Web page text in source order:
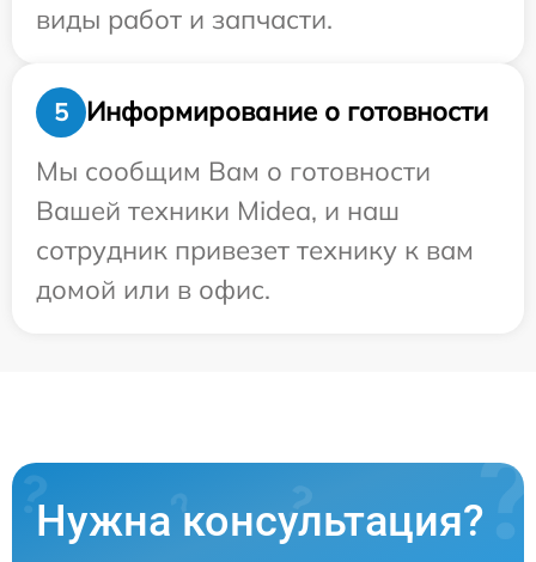
виды работ и запчасти.
5
Информирование о готовности
Мы сообщим Вам о готовности
Вашей техники Midea, и наш
сотрудник привезет технику к вам
домой или в офис.
Нужна консультация?